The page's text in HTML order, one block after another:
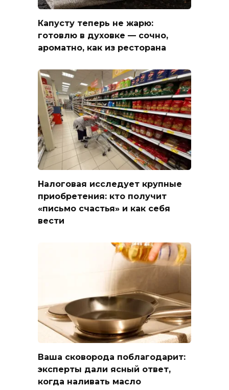
Капусту теперь не жарю:
готовлю в духовке — сочно,
ароматно, как из ресторана
Налоговая исследует крупные
приобретения: кто получит
«письмо счастья» и как себя
вести
Ваша сковорода поблагодарит:
эксперты дали ясный ответ,
когда наливать масло